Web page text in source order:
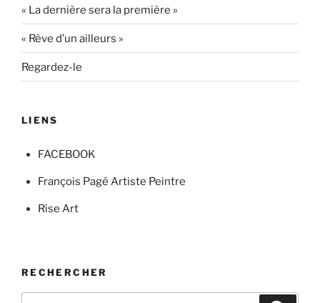
« La dernière sera la première »
« Rêve d’un ailleurs »
Regardez-le
LIENS
FACEBOOK
François Pagé Artiste Peintre
Rise Art
RECHERCHER